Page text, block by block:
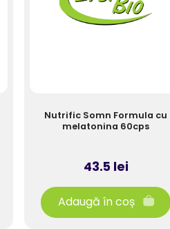
Nutrific Somn Formula cu
melatonina 60cps
43.5 lei
Adaugă în coș